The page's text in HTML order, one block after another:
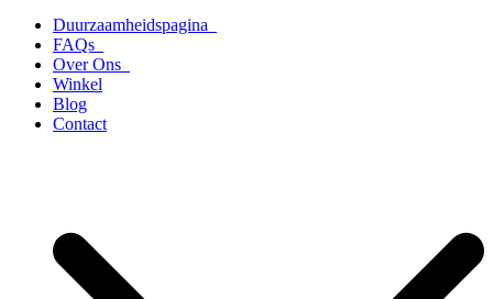
Duurzaamheidspagina
FAQs
Over Ons
Winkel
Blog
Contact